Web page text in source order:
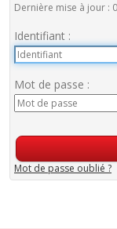
Dernière mise à jour :
Identifiant :
Mot de passe :
Mot de passe oublié ?